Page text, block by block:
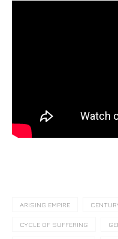
ARISING EMPIRE
CYCLE OF SUFFERING